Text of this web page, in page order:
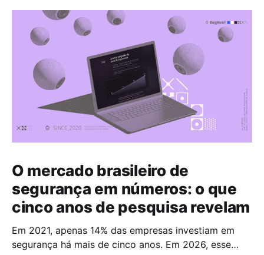
O mercado brasileiro de
segurança em números: o que
cinco anos de pesquisa revelam
Em 2021, apenas 14% das empresas investiam em
segurança há mais de cinco anos. Em 2026, esse